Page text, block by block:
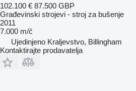
102.100 € 87.500 GBP
Građevinski strojevi - stroj za bušenje
2011
7.000 m/č
Ujedinjeno Kraljevstvo, Billingham
Kontaktirajte prodavatelja